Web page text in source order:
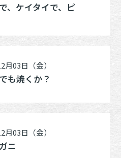
、ケイタイで、ピ
月03日（金）
も焼くか？
月03日（金）
ニ